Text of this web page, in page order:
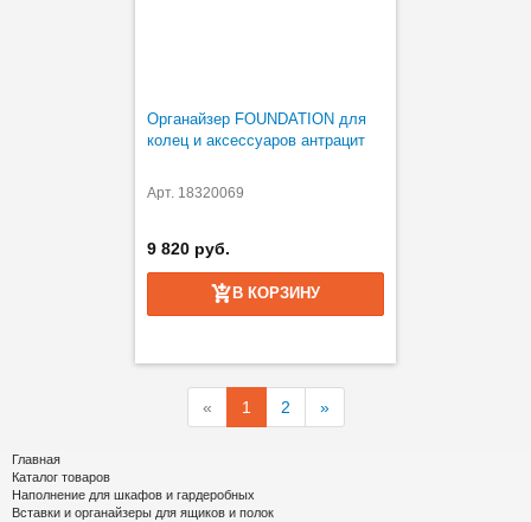
Органайзер FOUNDATION для
колец и аксессуаров антрацит
Арт. 18320069
9 820 руб.
В КОРЗИНУ
« 1 2 »
Главная
Каталог товаров
Наполнение для шкафов и гардеробных
Вставки и органайзеры для ящиков и полок